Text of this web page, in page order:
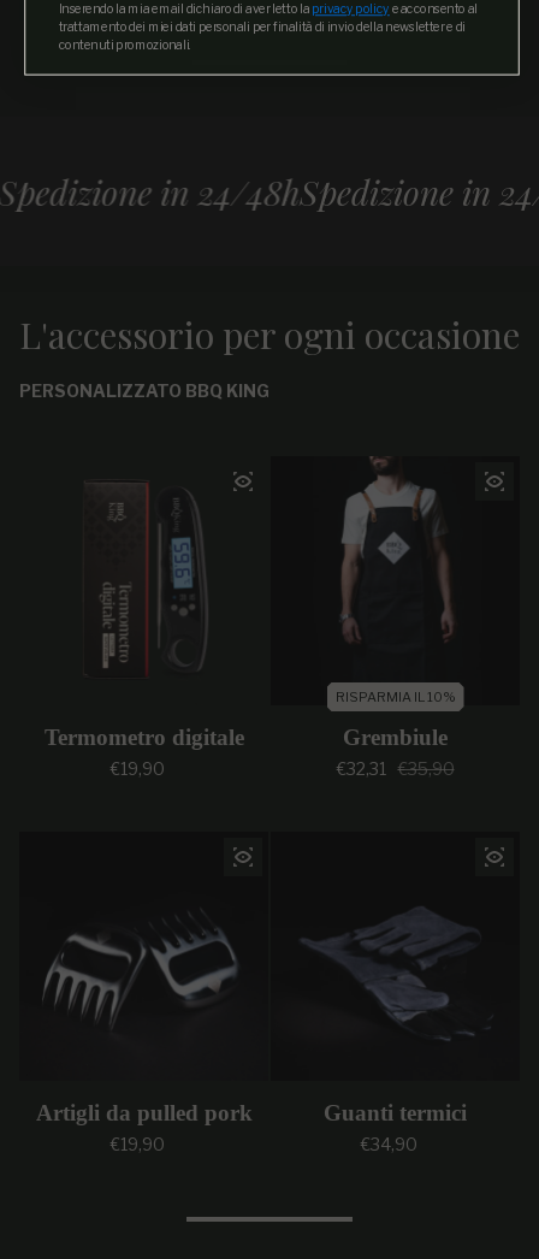
in 24/48hSpedizione in 24/
L'accessorio per ogni occasione
PERSONALIZZATO BBQ KING
Termometro digitale
Prezzo regolare
€19,90
RISPARMIA IL 10%
Grembiule
Prezzo di
€32,31 Prezzo
€35,90
Artigli da pulled pork
Prezzo regolare
€19,90
Guanti termici
Prezzo regolare
€34,90
Inserendo la mia email dichiaro di aver letto la privacy policy e acconsento al
trattamento dei miei dati personali per finalità di invio della newsletter e di
contenuti promozionali.